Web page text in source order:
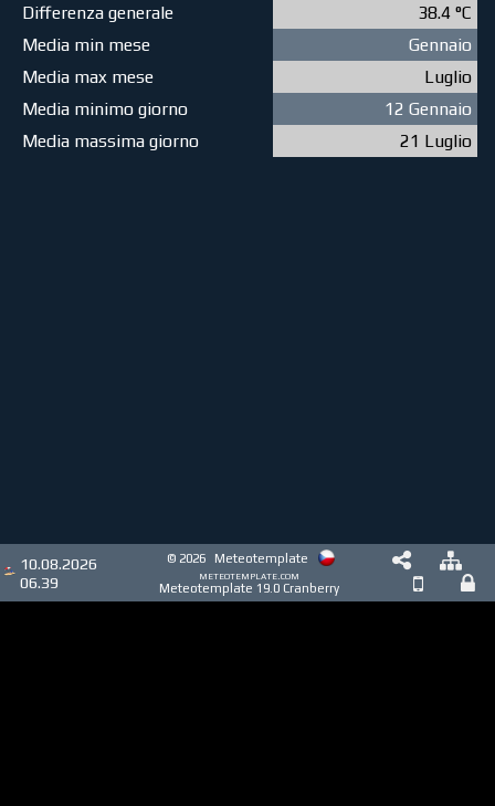
Differenza generale
38.4 °C
Media min mese
Gennaio
Media max mese
Luglio
Media minimo giorno
12 Gennaio
Media massima giorno
21 Luglio
10.08.2026
06.39
© 2026
Meteotemplate
meteotemplate.com
Meteotemplate 19.0 Cranberry